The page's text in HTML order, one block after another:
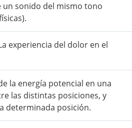
un sonido del mismo tono
experiencia del dolor en el
la energía potencial en una
las distintas posiciones, y
determinada posición.